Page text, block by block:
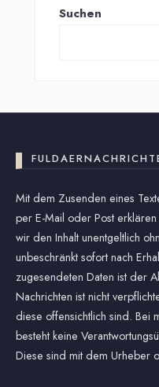
Suchen
Mit dem Zusenden eines
per E-Mail oder Post
wir den Inhalt unentgeltlich
unbeschränkt sofort nach
zugesendeten Daten ist der
Nachrichten ist nicht
diese offensichtlich sind. Bei
besteht keine
Diese sind mit dem Urheber